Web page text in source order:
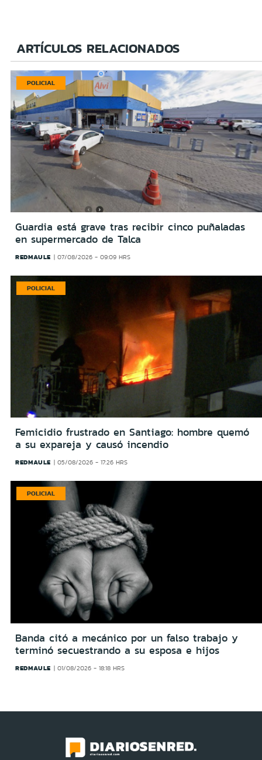
ARTÍCULOS RELACIONADOS
POLICIAL
Guardia está grave tras recibir cinco puñaladas
en supermercado de Talca
REDMAULE 07/08/2026 - 09:09 HRS
POLICIAL
Femicidio frustrado en Santiago: hombre quemó
a su expareja y causó incendio
REDMAULE 05/08/2026 - 17:26 HRS
POLICIAL
Banda citó a mecánico por un falso trabajo y
terminó secuestrando a su esposa e hijos
REDMAULE 01/08/2026 - 18:18 HRS